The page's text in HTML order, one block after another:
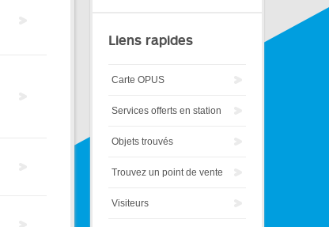
Liens rapides
Carte OPUS
Services offerts en station
Objets trouvés
Trouvez un point de vente
Visiteurs